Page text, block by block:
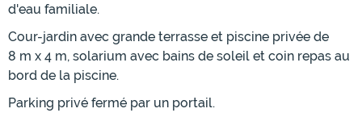
d'eau familiale.
Cour-jardin avec grande terrasse et piscine privée de
8 m x 4 m, solarium avec bains de soleil et coin repas au
bord de la piscine.
Parking privé fermé par un portail.